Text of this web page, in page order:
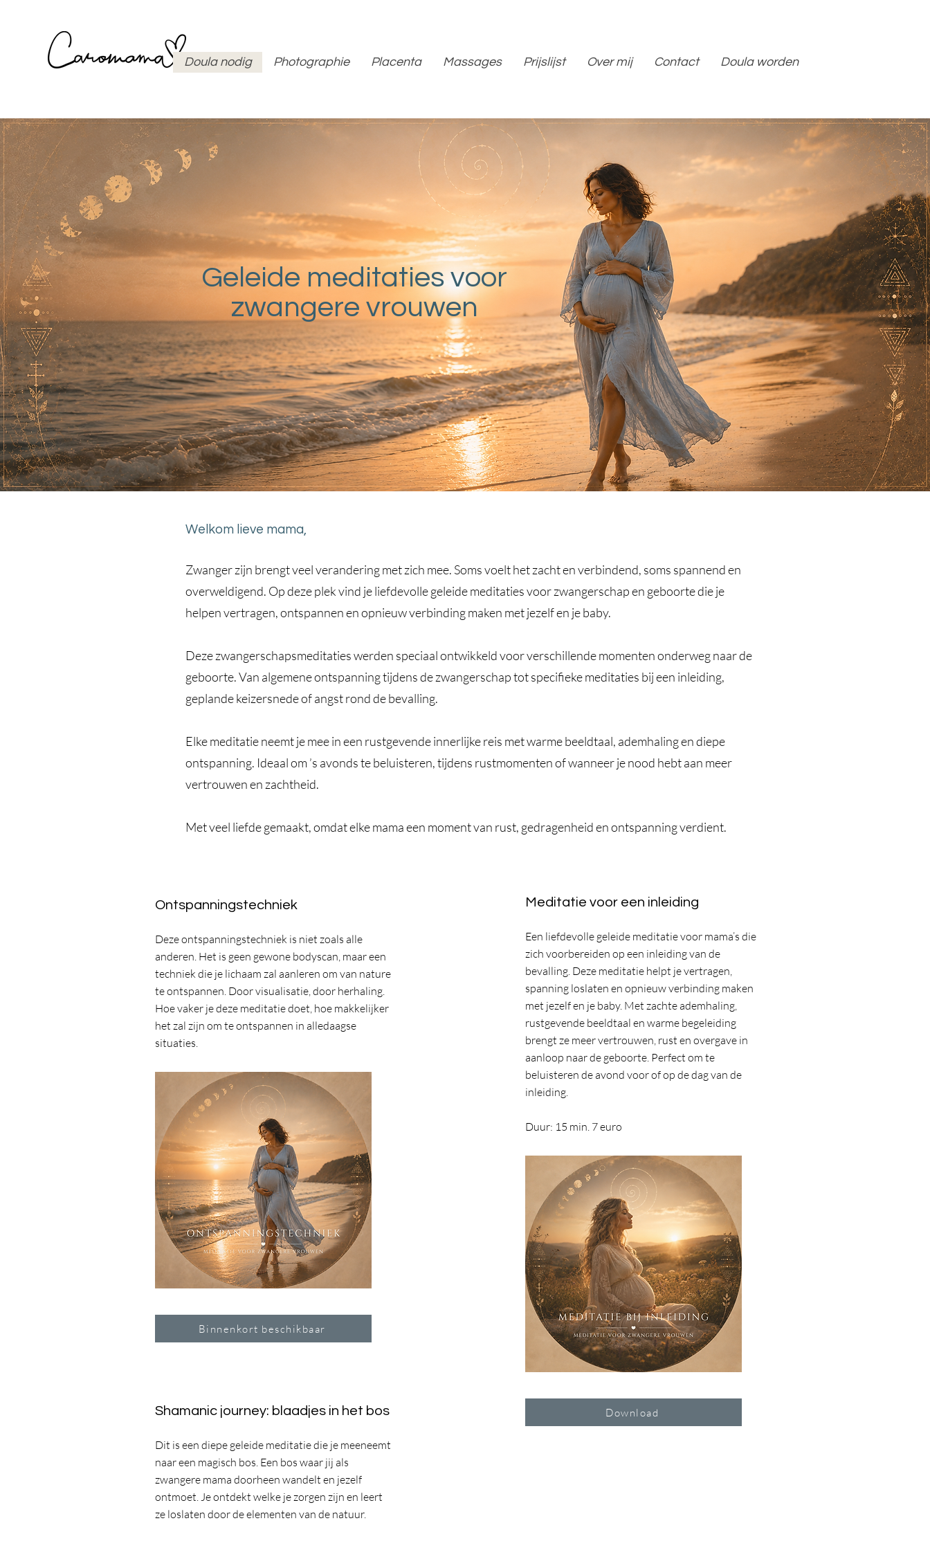
Doula nodig Photographie Placenta Massages Prijslijst Over mij Contact Doula worden
Geleide meditaties voor
zwangere vrouwen
Welkom lieve mama,
Zwanger zijn brengt veel verandering met zich mee. Soms voelt het zacht en verbindend, soms spannend en
overweldigend. Op deze plek vind je liefdevolle geleide meditaties voor zwangerschap en geboorte die je
helpen vertragen, ontspannen en opnieuw verbinding maken met jezelf en je baby.
Deze zwangerschapsmeditaties werden speciaal ontwikkeld voor verschillende momenten onderweg naar de
geboorte. Van algemene ontspanning tijdens de zwangerschap tot specifieke meditaties bij een inleiding,
geplande keizersnede of angst rond de bevalling.
Elke meditatie neemt je mee in een rustgevende innerlijke reis met warme beeldtaal, ademhaling en diepe
ontspanning. Ideaal om ’s avonds te beluisteren, tijdens rustmomenten of wanneer je nood hebt aan meer
vertrouwen en zachtheid.
Met veel liefde gemaakt, omdat elke mama een moment van rust, gedragenheid en ontspanning verdient.
Ontspanningstechniek
Deze ontspanningstechniek is niet zoals alle
anderen. Het is geen gewone bodyscan, maar een
techniek die je lichaam zal aanleren om van nature
te ontspannen. Door visualisatie, door herhaling.
Hoe vaker je deze meditatie doet, hoe makkelijker
het zal zijn om te ontspannen in alledaagse
situaties.
Binnenkort beschikbaar
Shamanic journey: blaadjes in het bos
Dit is een diepe geleide meditatie die je meeneemt
naar een magisch bos. Een bos waar jij als
zwangere mama doorheen wandelt en jezelf
ontmoet. Je ontdekt welke je zorgen zijn en leert
ze loslaten door de elementen van de natuur.
Meditatie voor een inleiding
Een liefdevolle geleide meditatie voor mama’s die
zich voorbereiden op een inleiding van de
bevalling. Deze meditatie helpt je vertragen,
spanning loslaten en opnieuw verbinding maken
met jezelf en je baby. Met zachte ademhaling,
rustgevende beeldtaal en warme begeleiding
brengt ze meer vertrouwen, rust en overgave in
aanloop naar de geboorte. Perfect om te
beluisteren de avond voor of op de dag van de
inleiding.
Duur: 15 min. 7 euro
Download